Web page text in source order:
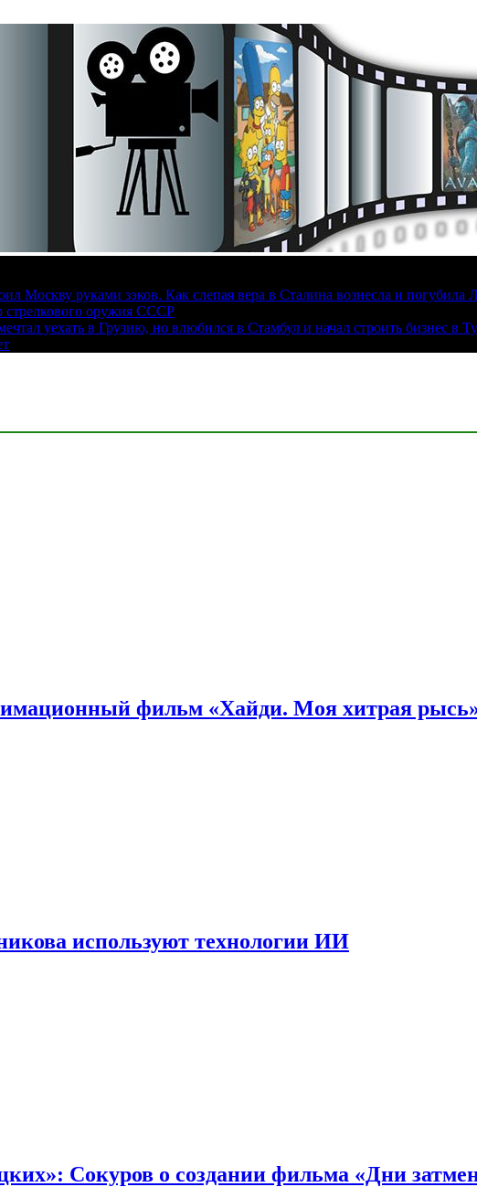
Москву руками зэков. Как слепая вера в Сталина вознесла и погубила
стрелкового оружия СССР
уехать в Грузию, но влюбился в Стамбул и начал строить бизнес в
фильм «Хайди. Моя хитрая
используют технологии ИИ
Сокуров о создании фильма «Дни